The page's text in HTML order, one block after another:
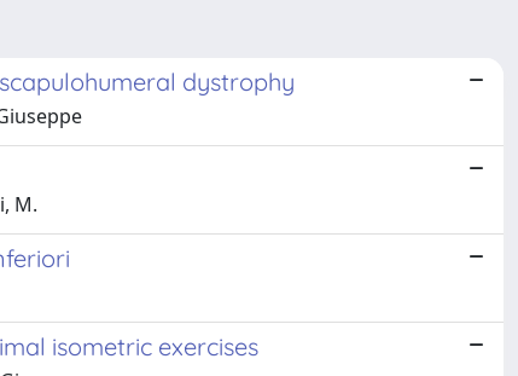
dystrophy
M.
isometric exercises